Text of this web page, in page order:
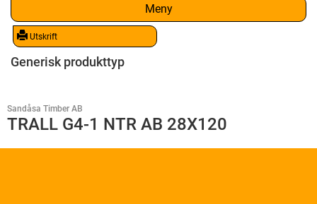
Meny
Utskrift
Generisk produkttyp
Sandåsa Timber AB
TRALL G4-1 NTR AB 28X120